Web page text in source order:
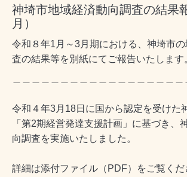
神埼市地域経済動向調査の結果
月）
令和８年1月～3月期における、神埼市
査の結果等を別紙にてご報告いたします
令和４年3月18日に国から認定を受けた
「第2期経営発達支援計画」に基づき、
向調査を実施いたしました。
詳細は添付ファイル（PDF）をご覧くだ